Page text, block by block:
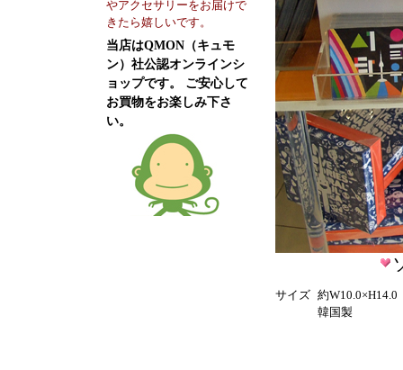
やアクセサリーをお届けで
きたら嬉しいです。
当店はQMON（キュモ
ン）社公認オンラインシ
ョップです。 ご安心して
お買物をお楽しみ下さ
い。
サイズ 約W10.0×H14.0
韓国製